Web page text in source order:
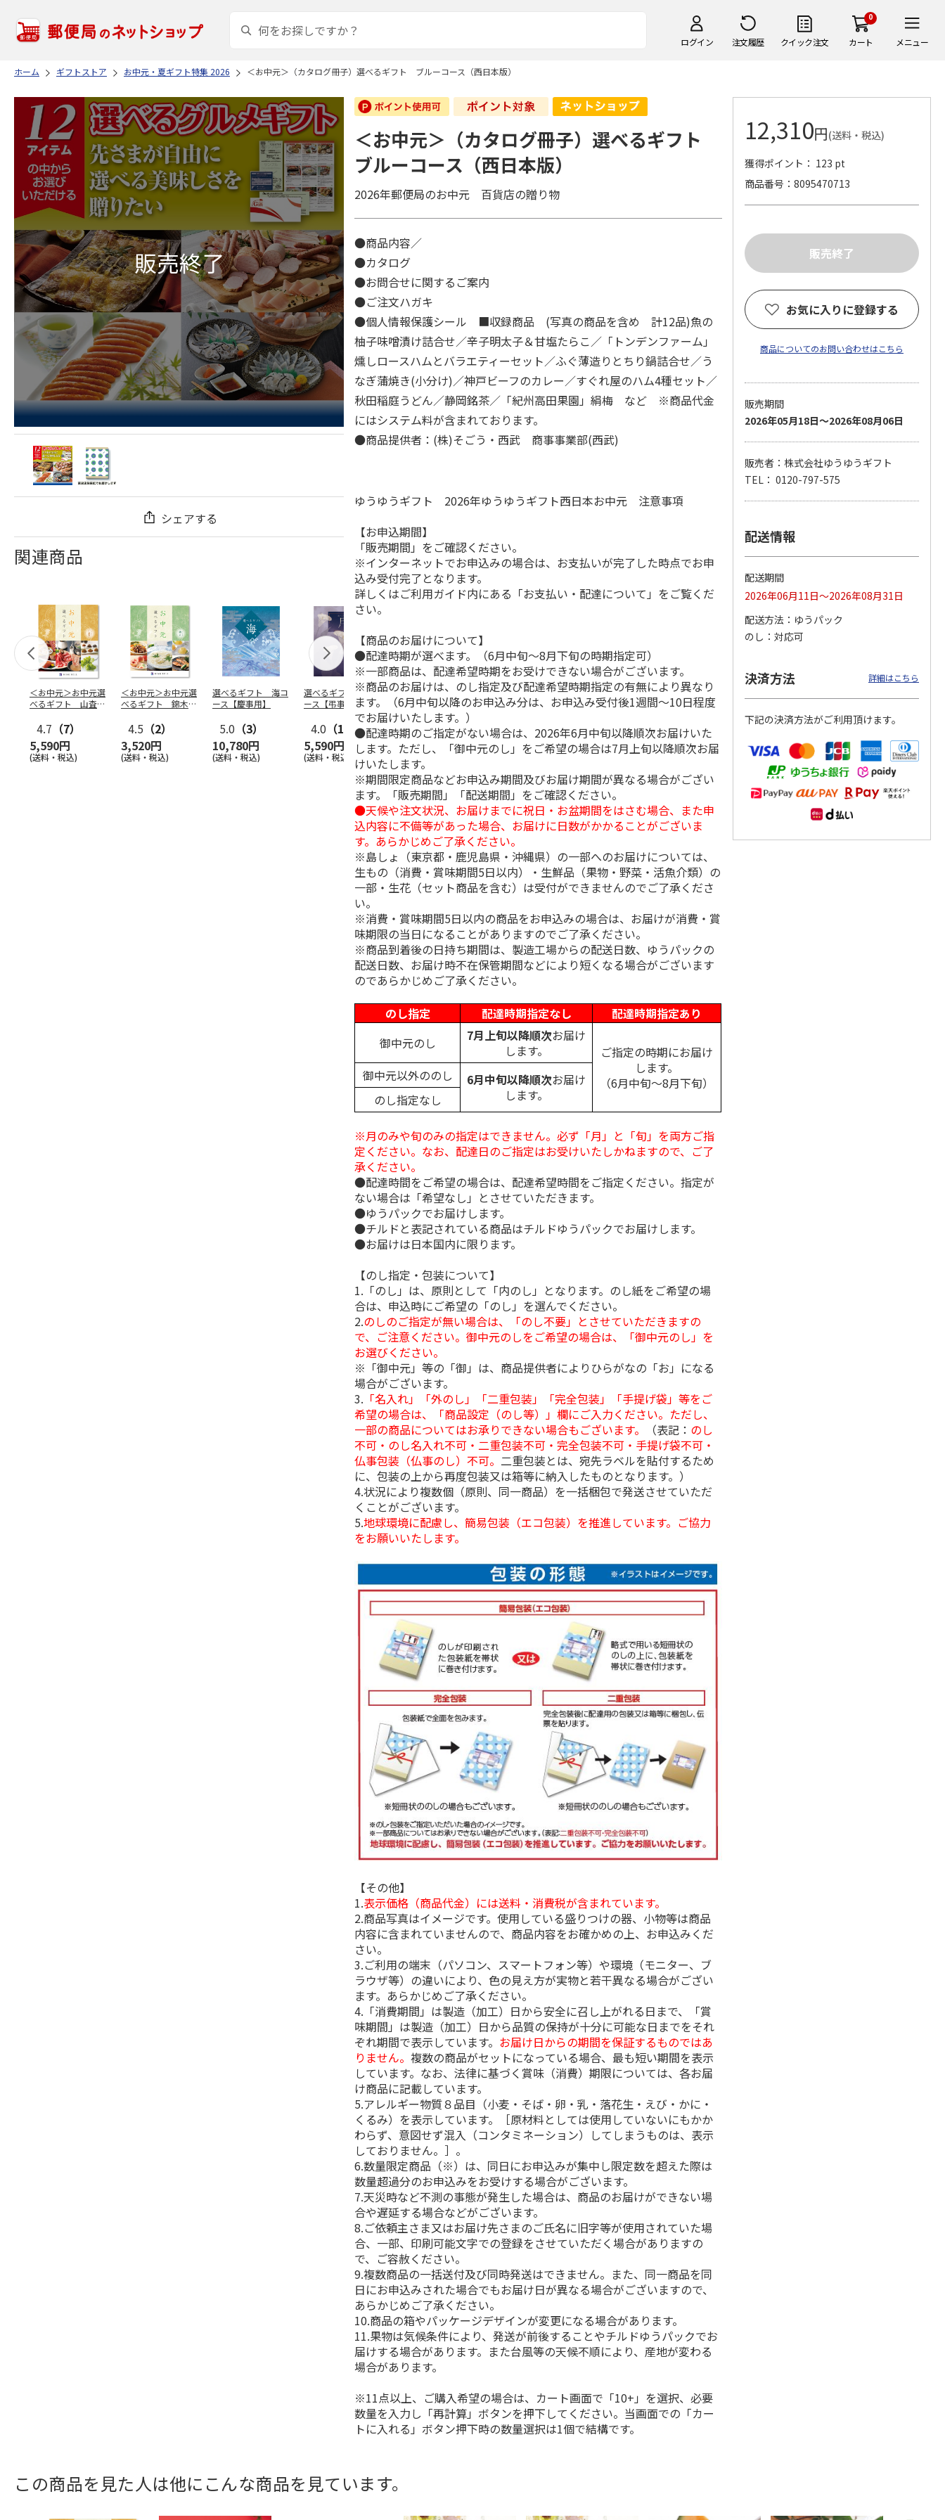
ログイン 注文履歴 クイック注文
0
カート メニュー
ホーム ギフトストア お中元・夏ギフト特集 2026 ＜お中元＞（カタログ冊子）選べるギフト ブルーコース（西日本版）
シェアする
関連商品
＜お中元＞お中元選
べるギフト 山査子
4.7 （7）
5,590円
(送料・税込)
＜お中元＞お中元選
べるギフト 錦木コ
4.5 （2）
3,520円
(送料・税込)
選べるギフト 海コ
ース【慶事用】
5.0 （3）
10,780円
(送料・税込)
選べるギフト 月コ
ース【弔事用】
4.0 （1）
5,590円
(送料・税込)
＜お中元＞お中元選
べるギフト 栴檀コ
ース
5.0（5）
10,780円
(送料・税込)
選べるギフト 海コ
ース【弔事用】
4.4（5）
10,780円
(送料・税込)
選べるギフト 月コ
ース【慶事用】
5.0（3）
5,590円
(送料・税込)
選べるギフト 山コ
ース【弔事用】
4.8（4）
15,990円
(送料・税込)
4.2（6）
3,520円
(送料・税込)
4.0 （3）
2,590円
(送料・税込)
＜お中元＞（カタログ冊子）選べるギフト
ブルーコース（西日本版）
2026年郵便局のお中元 百貨店の贈り物
●商品内容／
●カタログ
●お問合せに関するご案内
●ご注文ハガキ
●個人情報保護シール ■収録商品 (写真の商品を含め 計12品)魚の
柚子味噌漬け詰合せ／辛子明太子＆甘塩たらこ／「トンデンファーム」
燻しロースハムとバラエティーセット／ふぐ薄造りとちり鍋詰合せ／う
なぎ蒲焼き(小分け)／神戸ビーフのカレー／すぐれ屋のハム4種セット／
秋田稲庭うどん／静岡銘茶／「紀州高田果園」絹梅 など ※商品代金
にはシステム料が含まれております。
●商品提供者：(株)そごう・西武 商事事業部(西武)
ゆうゆうギフト 2026年ゆうゆうギフト西日本お中元 注意事項
【お申込期間】
「販売期間」をご確認ください。
※インターネットでお申込みの場合は、お支払いが完了した時点でお申
込み受付完了となります。
詳しくはご利用ガイド内にある「お支払い・配達について」をご覧くだ
さい。
【商品のお届けについて】
●配達時期が選べます。（6月中旬～8月下旬の時期指定可）
※一部商品は、配達希望時期をお受けできない場合がございます。
※商品のお届けは、のし指定及び配達希望時期指定の有無により異なり
ます。（6月中旬以降のお申込み分は、お申込み受付後1週間～10日程度
でお届けいたします。）
●配達時期のご指定がない場合は、2026年6月中旬以降順次お届けいた
します。ただし、「御中元のし」をご希望の場合は7月上旬以降順次お届
けいたします。
※期間限定商品などお申込み期間及びお届け期間が異なる場合がござい
ます。「販売期間」「配送期間」をご確認ください。
●天候や注文状況、お届けまでに祝日・お盆期間をはさむ場合、また申
込内容に不備等があった場合、お届けに日数がかかることがございま
す。あらかじめご了承ください。
※島しょ（東京都・鹿児島県・沖縄県）の一部へのお届けについては、
生もの（消費・賞味期間5日以内）・生鮮品（果物・野菜・活魚介類）の
一部・生花（セット商品を含む）は受付ができませんのでご了承くださ
い。
※消費・賞味期間5日以内の商品をお申込みの場合は、お届けが消費・賞
味期限の当日になることがありますのでご了承ください。
※商品到着後の日持ち期間は、製造工場からの配送日数、ゆうパックの
配送日数、お届け時不在保管期間などにより短くなる場合がございます
のであらかじめご了承ください。
のし指定
配達時期指定なし
配達時期指定あり
御中元のし
7月上旬以降順次お届け
します。
ご指定の時期にお届け
します。
（6月中旬～8月下旬）
御中元以外ののし 6月中旬以降順次お届け
します。
のし指定なし
※月のみや旬のみの指定はできません。必ず「月」と「旬」を両方ご指
定ください。なお、配達日のご指定はお受けいたしかねますので、ご了
承ください。
●配達時間をご希望の場合は、配達希望時間をご指定ください。指定が
ない場合は「希望なし」とさせていただきます。
●ゆうパックでお届けします。
●チルドと表記されている商品はチルドゆうパックでお届けします。
●お届けは日本国内に限ります。
【のし指定・包装について】
1.「のし」は、原則として「内のし」となります。のし紙をご希望の場
合は、申込時にご希望の「のし」を選んでください。
2.のしのご指定が無い場合は、「のし不要」とさせていただきますの
で、ご注意ください。御中元のしをご希望の場合は、「御中元のし」を
お選びください。
※「御中元」等の「御」は、商品提供者によりひらがなの「お」になる
場合がございます。
3. 「名入れ」「外のし」「二重包装」「完全包装」「手提げ袋」等をご
希望の場合は、「商品設定（のし等）」欄にご入力ください。ただし、
一部の商品についてはお承りできない場合もございます。
（表記： のし
不可・のし名入れ不可・二重包装不可・完全包装不可・手提げ袋不可・
仏事包装（仏事のし）不可。 二重包装とは、宛先ラベルを貼付するため
に、包装の上から再度包装又は箱等に納入したものとなります。）
4.状況により複数個（原則、同一商品）を一括梱包で発送させていただ
くことがございます。
5.地球環境に配慮し、簡易包装（エコ包装）を推進しています。ご協力
をお願いいたします。
【その他】
1.表示価格（商品代金）には送料・消費税が含まれています。
2.商品写真はイメージです。使用している盛りつけの器、小物等は商品
内容に含まれていませんので、商品内容をお確かめの上、お申込みくだ
さい。
3.ご利用の端末（パソコン、スマートフォン等）や環境（モニター、ブ
ラウザ等）の違いにより、色の見え方が実物と若干異なる場合がござい
ます。あらかじめご了承ください。
4.「消費期間」は製造（加工）日から安全に召し上がれる日まで、「賞
味期間」は製造（加工）日から品質の保持が十分に可能な日までをそれ
ぞれ期間で表示しています。 お届け日からの期間を保証するものではあ
りません。複数の商品がセットになっている場合、最も短い期間を表示
しています。なお、法律に基づく賞味（消費）期限については、各お届
け商品に記載しています。
5.アレルギー物質８品目（小麦・そば・卵・乳・落花生・えび・かに・
くるみ）を表示しています。［原材料としては使用していないにもかか
わらず、意図せず混入（コンタミネーション）してしまうものは、表示
しておりません。］。
6.数量限定商品（※）は、同日にお申込みが集中し限定数を超えた際は
数量超過分のお申込みをお受けする場合がございます。
7.天災時など不測の事態が発生した場合は、商品のお届けができない場
合や遅延する場合などがございます。
8.ご依頼主さま又はお届け先さまのご氏名に旧字等が使用されていた場
合、一部、印刷可能文字での登録をさせていただく場合がありますの
で、ご容赦ください。
9.複数商品の一括送付及び同時発送はできません。また、同一商品を同
日にお申込みされた場合でもお届け日が異なる場合がございますので、
あらかじめご了承ください。
10.商品の箱やパッケージデザインが変更になる場合があります。
11.果物は気候条件により、発送が前後することやチルドゆうパックでお
届けする場合があります。また台風等の天候不順により、産地が変わる
場合があります。
※11点以上、ご購入希望の場合は、カート画面で「10+」を選択、必要
数量を入力し「再計算」ボタンを押下してください。当画面での「カー
トに入れる」ボタン押下時の数量選択は1個で結構です。
12,310円(送料・税込)
獲得ポイント： 123 pt
商品番号
8095470713
お気に入りに登録する
商品についてのお問い合わせはこちら
販売期間
2026年05月18日～2026年08月06日
販売者：株式会社ゆうゆうギフト
TEL： 0120-797-575
配送情報
配送期間
2026年06月11日～2026年08月31日
配送方法
ゆうパック
のし
対応可
決済方法 詳細はこちら
下記の決済方法がご利用頂けます。
この商品を見た人は他にこんな商品を見ています。